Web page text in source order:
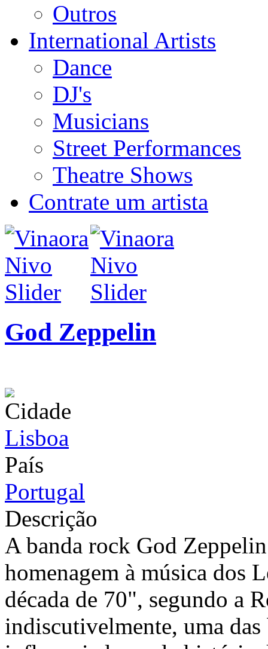
Outros
International Artists
Dance
DJ's
Musicians
Street Performances
Theatre Shows
Contrate um artista
God Zeppelin
Cidade
Lisboa
País
Portugal
Descrição
A banda rock God
homenagem à música dos
década de 70", segundo a
indiscutivelmente, uma